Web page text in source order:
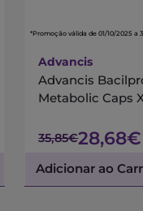
*Promoção válida de 01/10/2025 a
Advancis
Advancis
Metabolic Caps
35,85€28,68€
Adicionar ao